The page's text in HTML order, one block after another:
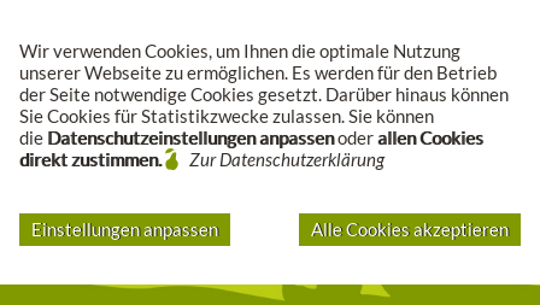
Wir verwenden Cookies, um Ihnen die optimale Nutzung
unserer Webseite zu ermöglichen. Es werden für den Betrieb
der Seite notwendige Cookies gesetzt. Darüber hinaus können
Sie Cookies für Statistikzwecke zulassen. Sie können
die Datenschutzeinstellungen anpassenoderallen Cookies
direkt zustimmen.
Zur Datenschutzerklärung
Einstellungen anpassen Alle Cookies akzeptieren